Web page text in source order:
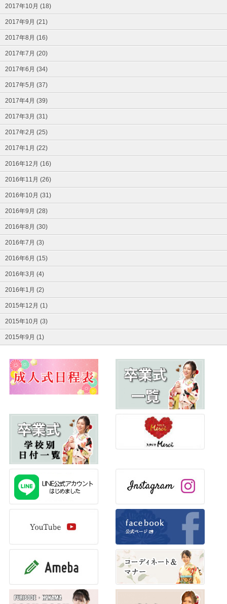
2017年10月 (18)
2017年9月 (21)
2017年8月 (16)
2017年7月 (20)
2017年6月 (34)
2017年5月 (37)
2017年4月 (39)
2017年3月 (31)
2017年2月 (25)
2017年1月 (22)
2016年12月 (16)
2016年11月 (26)
2016年10月 (31)
2016年9月 (28)
2016年8月 (30)
2016年7月 (3)
2016年6月 (15)
2016年3月 (4)
2016年1月 (2)
2015年12月 (1)
2015年10月 (3)
2015年9月 (1)